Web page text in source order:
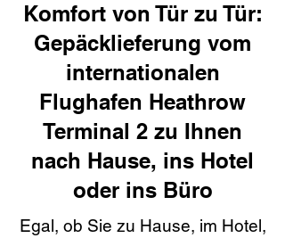
Komfort von Tür zu Tür:
Gepäcklieferung vom
internationalen
Flughafen Heathrow
Terminal 2 zu Ihnen
nach Hause, ins Hotel
oder ins Büro
Egal, ob Sie zu Hause, im Hotel,